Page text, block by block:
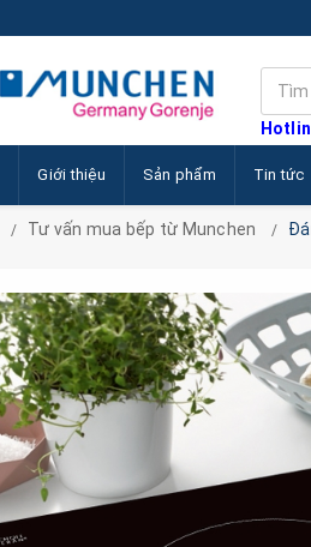
Giới thiệu Sản phẩm Tin tức
Tư vấn mua bếp từ Munchen